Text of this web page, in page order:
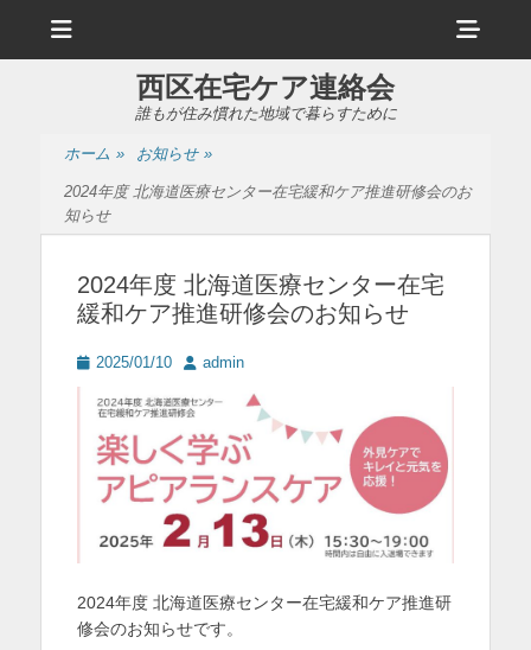
ュ
ヘ
ッ
西区在宅ケア連絡会
誰もが住み慣れた地域で暮らすために
ホーム » お知らせ »
2024年度 北海道医療センター在宅緩和ケア推進研修会のお
知らせ
2024年度 北海道医療センター在宅
緩和ケア推進研修会のお知らせ
投
稿
2025/01/10
投
者
admin
2024年度 北海道医療センター在宅緩和ケア推進研
修会のお知らせです。